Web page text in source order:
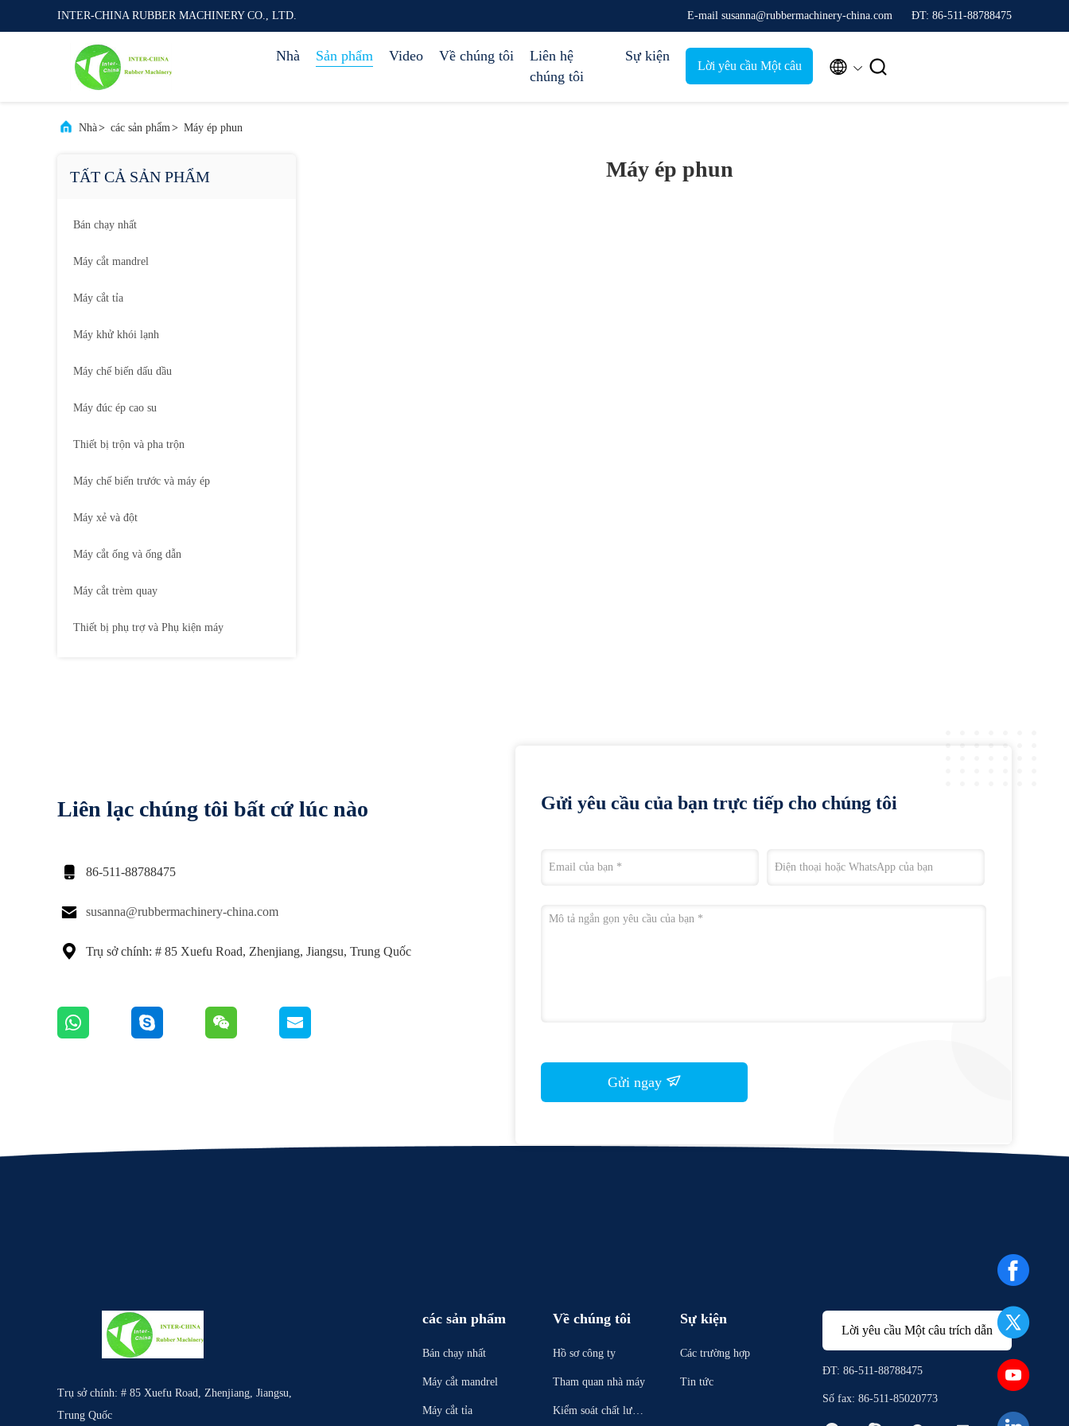
INTER-CHINA RUBBER MACHINERY CO., LTD. E-mail susanna@rubbermachinery-china.com ĐT: 86-511-88788475
Nhà Sản phẩm Video Về chúng tôi
Liên hệ
chúng tôi
Sự kiện
Lời yêu cầu Một câu  
Nhà> các sản phẩm> Máy ép phun
TẤT CẢ SẢN PHẨM
Bán chạy nhất
Máy cắt mandrel
Máy cắt tỉa
Máy khử khói lạnh
Máy chế biến dấu dầu
Máy đúc ép cao su
Thiết bị trộn và pha trộn
Máy chế biến trước và máy ép
Máy xẻ và đột
Máy cắt ống và ống dẫn
Máy cắt trèm quay
Thiết bị phụ trợ và Phụ kiện máy
Máy ép phun
Liên lạc chúng tôi bất cứ lúc nào
 86-511-88788475
 susanna@rubbermachinery-china.com
 Trụ sở chính: # 85 Xuefu Road, Zhenjiang, Jiangsu, Trung Quốc
Gửi yêu cầu của bạn trực tiếp cho chúng tôi
Gửi ngay
Trụ sở chính: # 85 Xuefu Road, Zhenjiang, Jiangsu,
Trung Quốc
các sản phẩm
Bán chạy nhất
Máy cắt mandrel
Máy cắt tỉa
Về chúng tôi
Hồ sơ công ty
Tham quan nhà máy
Kiểm soát chất lượn
Sự kiện
Các trường hợp
Tin tức
Lời yêu cầu Một câu trích dẫn
ĐT: 86-511-88788475
Số fax: 86-511-85020773